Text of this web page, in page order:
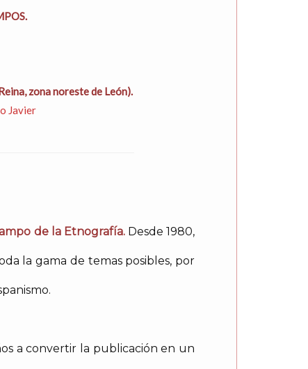
zona noreste de León).
Javier
de la Etnografía.Desde 1980,
la gama de temas posibles, por
a convertir la publicación en un